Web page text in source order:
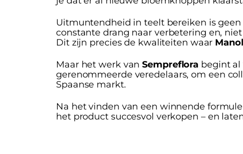
Uitmuntendheid in teelt bereiken is
constante drang naar verbetering en,
Dit zijn precies de kwaliteiten waar
Maar het werk vanSempreflora begint al
gerenommeerde veredelaars, om een
Spaanse markt.
Na het vinden van een winnende
het product succesvol verkopen – en